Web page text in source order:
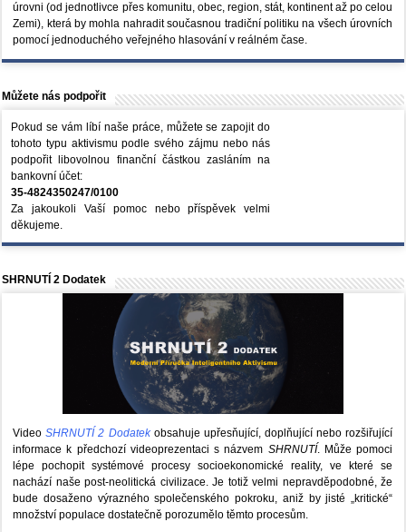
úrovni (od jednotlivce přes komunitu, obec, region, stát, kontinent až po celou
Zemi), která by mohla nahradit současnou tradiční politiku na všech úrovních
pomocí jednoduchého veřejného hlasování v reálném čase.
Můžete nás podpořit
Pokud se vám líbí naše práce, můžete se zapojit do
tohoto typu aktivismu podle svého zájmu nebo nás
podpořit libovolnou finanční částkou zasláním na
bankovní účet:
35-4824350247/0100
Za jakoukoli Vaší pomoc nebo příspěvek velmi
děkujeme.
SHRNUTÍ 2 Dodatek
VideoSHRNUTÍ 2 Dodatekobsahuje upřesňující, doplňující nebo rozšiřující
informace k předchozí videoprezentaci s názvem SHRNUTÍ. Může pomoci
lépe pochopit systémové procesy socioekonomické reality, ve které se
nachází naše post-neolitická civilizace. Je totiž velmi nepravděpodobné, že
bude dosaženo výrazného společenského pokroku, aniž by jisté „kritické“
množství populace dostatečně porozumělo těmto procesům.